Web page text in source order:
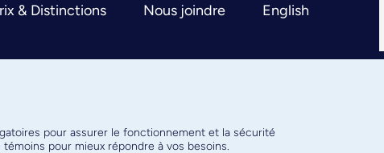
& Distinctions Nous joindre English
pour assurer le fonctionnement et la sécurité
pour mieux répondre à vos besoins.